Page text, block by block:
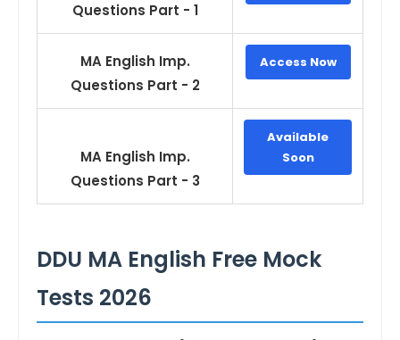
Questions Part - 1
MA English Imp.
Questions Part - 2
Access Now
MA English Imp.
Questions Part - 3
Available
Soon
DDU MA English Free Mock
Tests 2026